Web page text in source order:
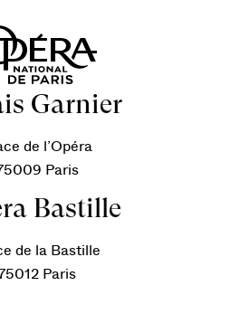
Garnier
de l’Opéra
Paris
Bastille
de la Bastille
Paris